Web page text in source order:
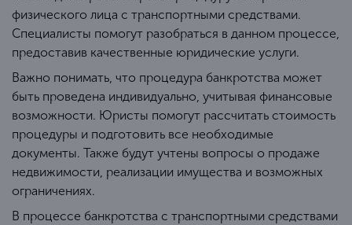
физического лица с транспортными средствами.
Специалисты помогут разобраться в данном процессе,
предоставив качественные юридические услуги.
Важно понимать, что процедура банкротства может
быть проведена индивидуально, учитывая финансовые
возможности. Юристы помогут рассчитать стоимость
процедуры и подготовить все необходимые
документы. Также будут учтены вопросы о продаже
недвижимости, реализации имущества и возможных
ограничениях.
В процессе банкротства с транспортными средствами